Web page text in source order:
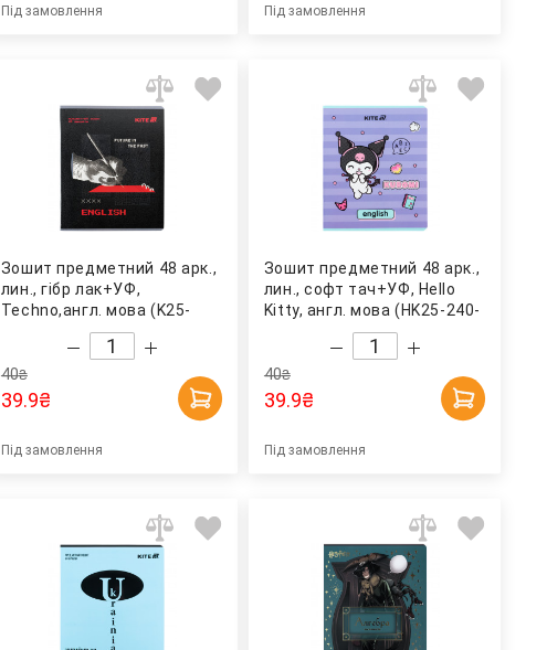
Під замовлення Під замовлення
Зошит предметний 48 арк.,
лин., гібр лак+УФ,
Techno,англ. мова (K25-
40₴
39.9₴
Під замовлення
Зошит предметний 48 арк.,
лин., софт тач+УФ, Hello
Kitty, англ. мова (HK25-240-
40₴
39.9₴
Під замовлення